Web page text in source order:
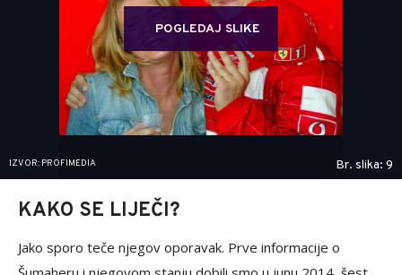
POGLEDAJ SLIKE
IZVOR: PROFIMEDIA Br. slika: 9
KAKO SE LIJEČI?
Jako sporo teče njegov oporavak. Prve informacije o